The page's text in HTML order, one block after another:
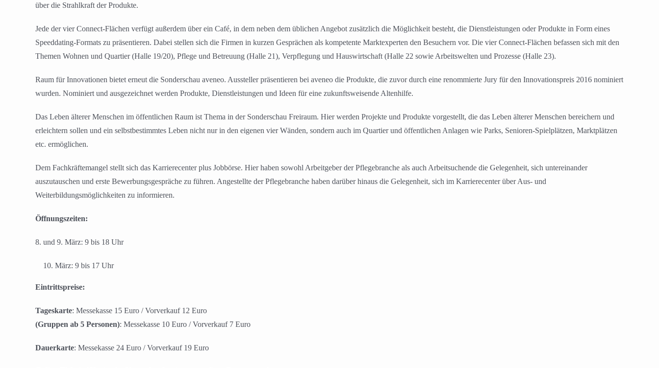
über die Strahlkraft der Produkte.
Jede der vier Connect-Flächen verfügt außerdem über ein Café, in dem neben dem üblichen Angebot zusätzlich die Möglichkeit besteht, die Dienstleistungen oder Produkte in Form eines
Speeddating-Formats zu präsentieren. Dabei stellen sich die Firmen in kurzen Gesprächen als kompetente Marktexperten den Besuchern vor. Die vier Connect-Flächen befassen sich mit den
Themen Wohnen und Quartier (Halle 19/20), Pflege und Betreuung (Halle 21), Verpflegung und Hauswirtschaft (Halle 22 sowie Arbeitswelten und Prozesse (Halle 23).
Raum für Innovationen bietet erneut die Sonderschau aveneo. Aussteller präsentieren bei aveneo die Produkte, die zuvor durch eine renommierte Jury für den Innovationspreis 2016 nominiert
wurden. Nominiert und ausgezeichnet werden Produkte, Dienstleistungen und Ideen für eine zukunftsweisende Altenhilfe.
Das Leben älterer Menschen im öffentlichen Raum ist Thema in der Sonderschau Freiraum. Hier werden Projekte und Produkte vorgestellt, die das Leben älterer Menschen bereichern und
erleichtern sollen und ein selbstbestimmtes Leben nicht nur in den eigenen vier Wänden, sondern auch im Quartier und öffentlichen Anlagen wie Parks, Senioren-Spielplätzen, Marktplätzen
etc. ermöglichen.
Dem Fachkräftemangel stellt sich das Karrierecenter plus Jobbörse. Hier haben sowohl Arbeitgeber der Pflegebranche als auch Arbeitsuchende die Gelegenheit, sich untereinander
auszutauschen und erste Bewerbungsgespräche zu führen. Angestellte der Pflegebranche haben darüber hinaus die Gelegenheit, sich im Karrierecenter über Aus- und
Weiterbildungsmöglichkeiten zu informieren.
Öffnungszeiten:
8. und 9. März: 9 bis 18 Uhr
März: 9 bis 17 Uhr
Eintrittspreise:
Tageskarte: Messekasse 15 Euro / Vorverkauf 12 Euro
(Gruppen ab 5 Personen): Messekasse 10 Euro / Vorverkauf 7 Euro
Dauerkarte: Messekasse 24 Euro / Vorverkauf 19 Euro